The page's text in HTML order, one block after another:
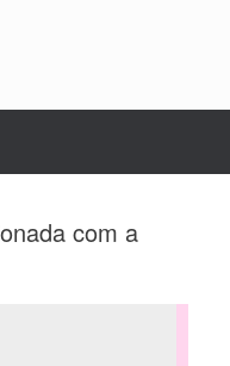
com a